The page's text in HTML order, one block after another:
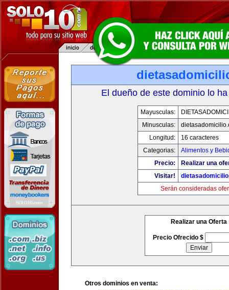
El dueño de este dominio lo
Mayusculas:
Minusculas:
Longitud:
16 caracteres
Categorias:
Alimentos y
Precio:
Realizar una
Visitar!
Serán consideradas
Realizar una Oferta
Precio Ofrecido $
Otros dominios en venta: